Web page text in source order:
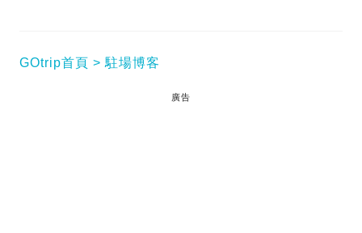
GOtrip首頁 駐場博客
廣告